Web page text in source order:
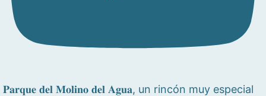
𝐏𝐚𝐫𝐪𝐮𝐞 𝐝𝐞𝐥 𝐌𝐨𝐥𝐢𝐧𝐨 𝐝𝐞𝐥 𝐀𝐠𝐮𝐚, un rincón muy especial